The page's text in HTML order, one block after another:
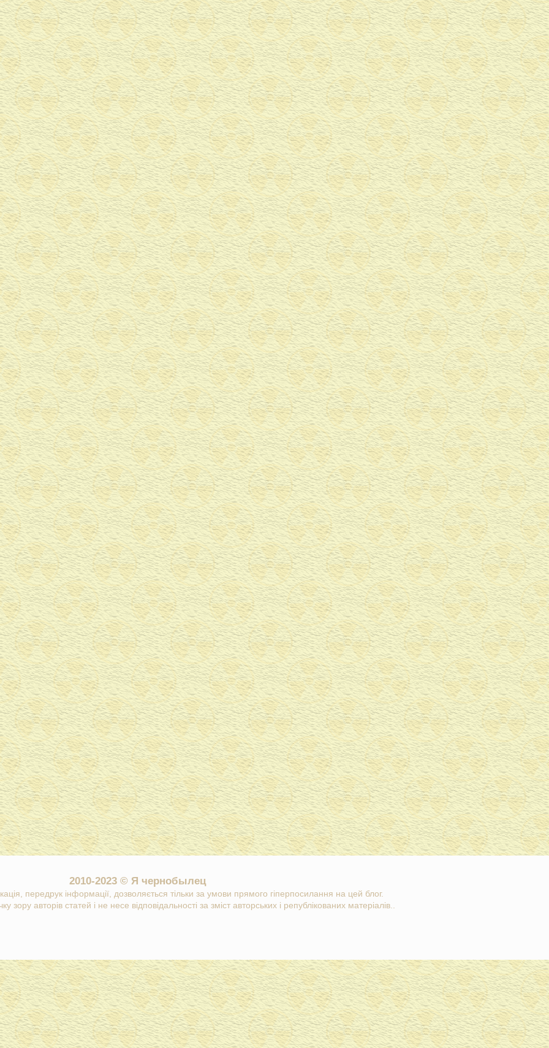
2010-2023 © Я чернобылец
передрук інформації, дозволяється тільки за умови прямого гіперпосилання на цей блог.
зору авторів статей і не несе відповідальності за зміст авторських і републікованих матеріалів..